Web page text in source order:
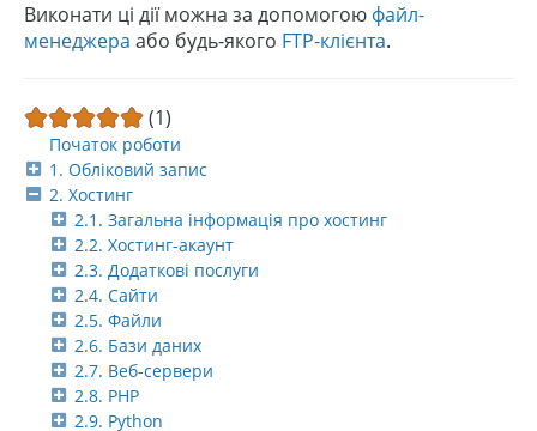
Початок роботи
1. Обліковий запис
2. Хостинг
2.1. Загальна інформація про хостинг
2.2. Хостинг-акаунт
2.3. Додаткові послуги
2.4. Сайти
2.5. Файли
2.6. Бази даних
2.7. Веб-сервери
2.8. PHP
2.9. Python
Виконати ці дії можна за допомогою файл-
менеджера або будь-якого FTP-клієнта.
(1)